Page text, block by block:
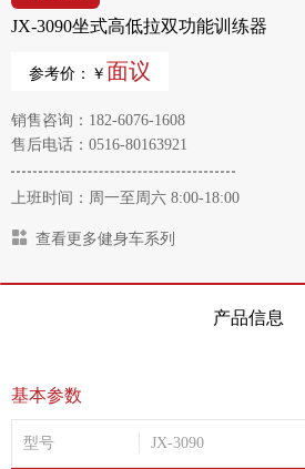
JX-3090坐式高低拉双功能训练器
参考价：￥ 面议
销售咨询：182-6076-1608
售后电话：0516-80163921
上班时间：周一至周六 8:00-18:00
查看更多健身车系列
产品信息
基本参数
型号 JX-3090